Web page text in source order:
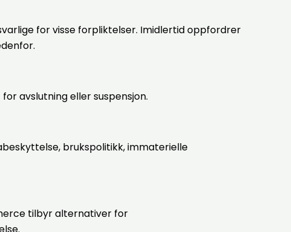
for visse forpliktelser. Imidlertid oppfordrer
avslutning eller suspensjon.
brukspolitikk, immaterielle
tilbyr alternativer for